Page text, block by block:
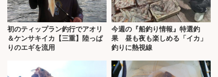
初のティップラン釣行でアオリ
＆ケンサキイカ【三重】陸っぱ
りのエギを流用
今週の『船釣り情報』特選釣
果 昼も夜も楽しめる「イカ」
釣りに熱視線